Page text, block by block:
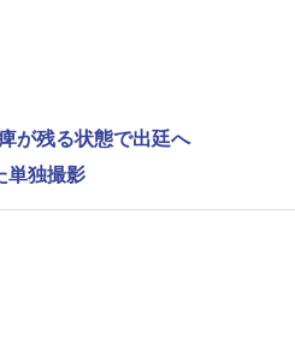
が残る状態で出廷へ
単独撮影